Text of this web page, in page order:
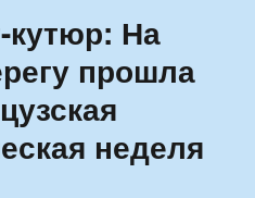
кутюр: На
прошла
неделя